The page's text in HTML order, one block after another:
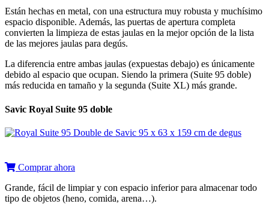
Están hechas en metal, con una estructura muy robusta y muchísimo
espacio disponible. Además, las puertas de apertura completa
convierten la limpieza de estas jaulas en la mejor opción de la lista
de las mejores jaulas para degús.
La diferencia entre ambas jaulas (expuestas debajo) es únicamente
debido al espacio que ocupan. Siendo la primera (Suite 95 doble)
más reducida en tamaño y la segunda (Suite XL) más grande.
Savic Royal Suite 95 doble
Comprar ahora
Grande, fácil de limpiar y con espacio inferior para almacenar todo
tipo de objetos (heno, comida, arena…).